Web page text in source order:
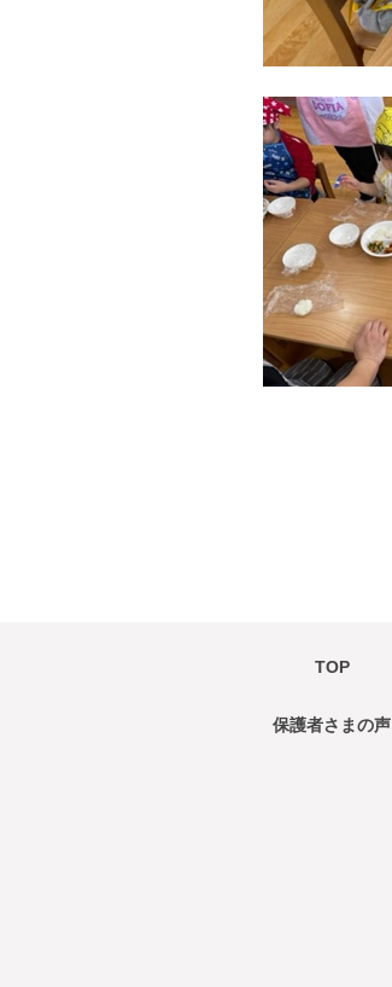
TOP
保護者さまの声